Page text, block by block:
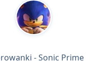
- Sonic Prime